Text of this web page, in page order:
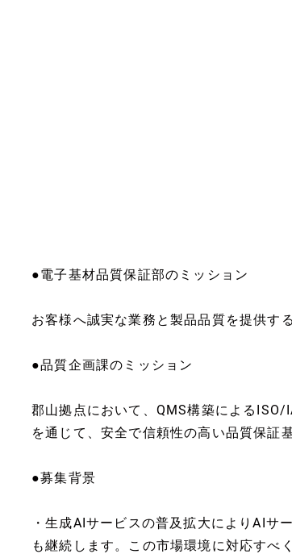
●電子基材品質保証部のミッション
お客様へ誠実な業務と製品品質を提供する
●品質企画課のミッション
郡山拠点において、QMS構築による
を通じて、安全で信頼性の高い品質保証
●募集背景
・生成AIサービスの普及拡大によりAIサ
も継続します。この市場環境に対応すべ